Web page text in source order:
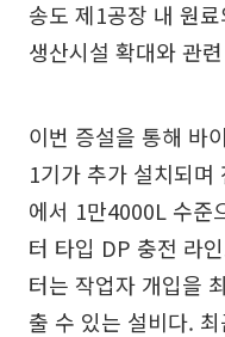
송도 제1공장 내 원
생산시설 확대와 관
이번 증설을 통해 바
1기가 추가 설치되
에서 1만4000L 수준
터 타입 DP 충전 라
터는 작업자 개입을
출 수 있는 설비다.